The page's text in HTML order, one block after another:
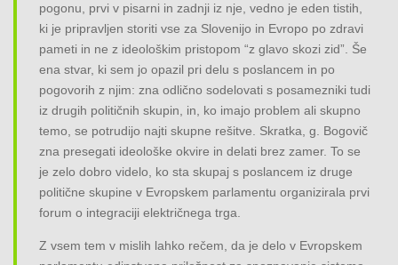
pogonu, prvi v pisarni in zadnji iz nje, vedno je eden tistih,
ki je pripravljen storiti vse za Slovenijo in Evropo po zdravi
pameti in ne z ideološkim pristopom “z glavo skozi zid”. Še
ena stvar, ki sem jo opazil pri delu s poslancem in po
pogovorih z njim: zna odlično sodelovati s posamezniki tudi
iz drugih političnih skupin, in, ko imajo problem ali skupno
temo, se potrudijo najti skupne rešitve. Skratka, g. Bogovič
zna presegati ideološke okvire in delati brez zamer. To se
je zelo dobro videlo, ko sta skupaj s poslancem iz druge
politične skupine v Evropskem parlamentu organizirala prvi
forum o integraciji električnega trga.
Z vsem tem v mislih lahko rečem, da je delo v Evropskem